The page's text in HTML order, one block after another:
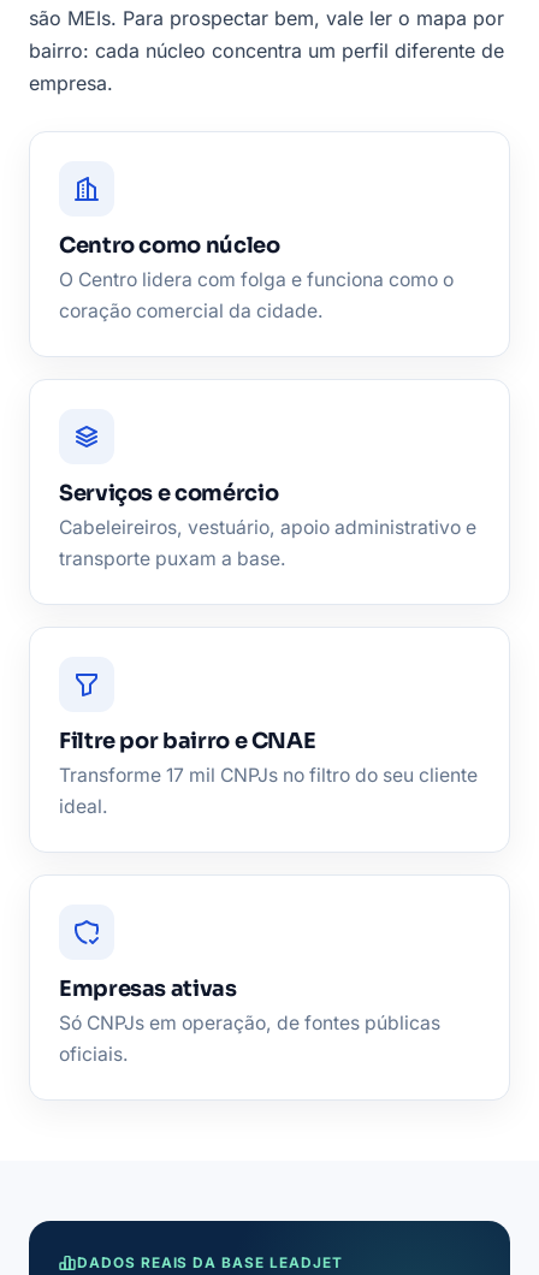
são MEIs. Para prospectar bem, vale ler o mapa por
bairro: cada núcleo concentra um perfil diferente de
empresa.
Centro como núcleo
O Centro lidera com folga e funciona como o
coração comercial da cidade.
Serviços e comércio
Cabeleireiros, vestuário, apoio administrativo e
transporte puxam a base.
Filtre por bairro e CNAE
Transforme 17 mil CNPJs no filtro do seu cliente
ideal.
Empresas ativas
Só CNPJs em operação, de fontes públicas
oficiais.
DADOS REAIS DA BASE LEADJET